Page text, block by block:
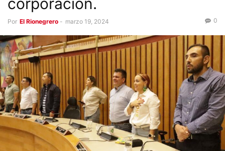
Por El Rionegrero - marzo 19, 2024 0